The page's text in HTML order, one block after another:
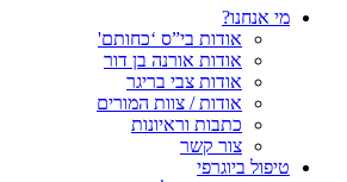
מי אנחנו?
אודות בי”ס ‘כחותם'
אודות אורנה בן דור
אודות צבי בריגר
אודות / צוות המורים
כתבות וראיונות
צור קשר
טיפול ביוגרפי